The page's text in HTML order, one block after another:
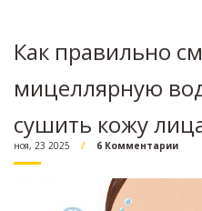
Как правильно
мицеллярную
сушить кожу
ноя, 23 2025 6 Комментарии